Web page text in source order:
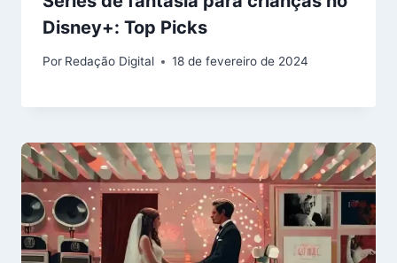
Disney+: Top Picks
Por Redação Digital 18 de fevereiro de 2024